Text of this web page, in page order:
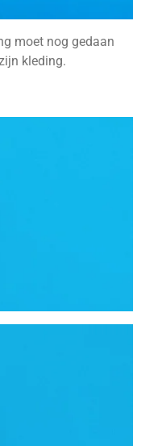
moet nog gedaan
kleding.